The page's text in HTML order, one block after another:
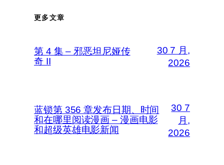
更多文章
第 4 集 – 邪恶坦尼娅传
奇 II
30 7 月,
2026
蓝锁第 356 章发布日期、时间
和在哪里阅读漫画 – 漫画电影
和超级英雄电影新闻
30 7
月,
2026